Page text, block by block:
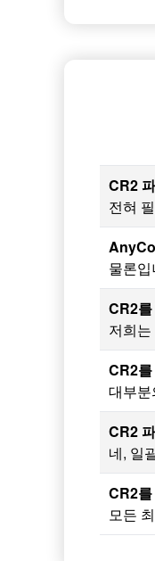
CR2
전혀
물론
CR2
저희
CR2
대부
CR2
네, 일
CR2
모든